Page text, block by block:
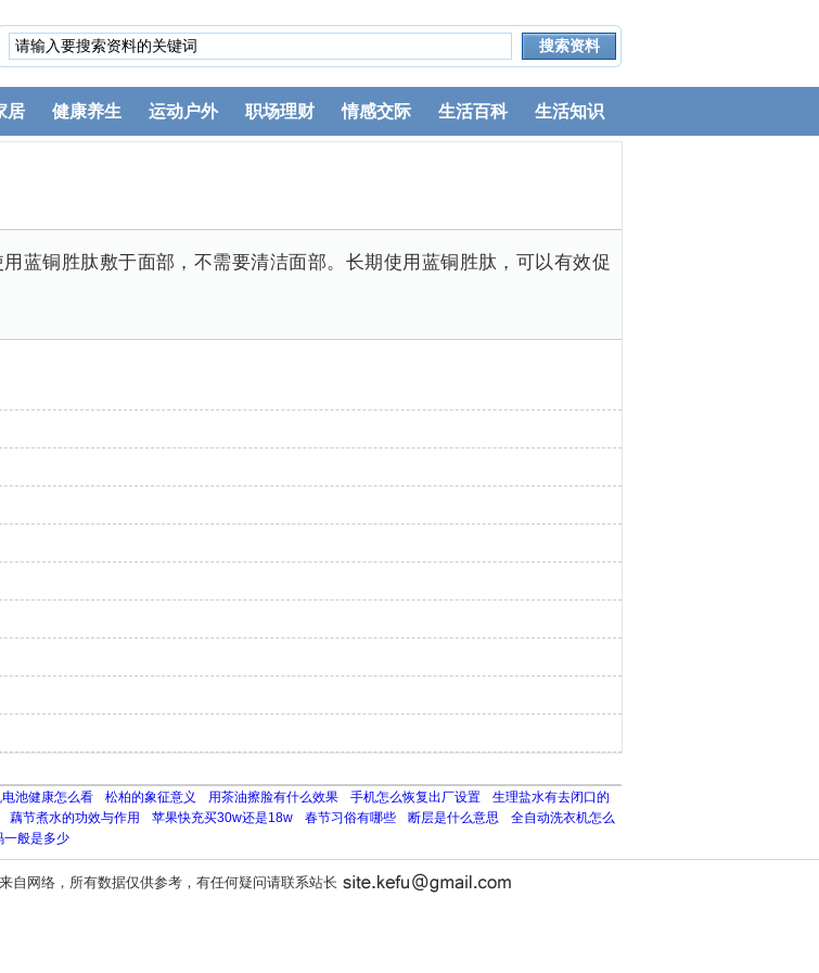
居 健康养生 运动户外 职场理财 情感交际 生活百科 生活知识
蓝铜胜肽敷于面部，不需要清洁面部。长期使用蓝铜胜肽，可以有效促
池健康怎么看 松柏的象征意义 用茶油擦脸有什么效果 手机怎么恢复出厂设置
生理盐水有去闭口的
藕节煮水的功效与作用 苹果快充买30w还是18w 春节习俗有哪些 断层是什么意思
全自动洗衣机怎么
一般是多少
自网络，所有数据仅供参考，有任何疑问请联系站长